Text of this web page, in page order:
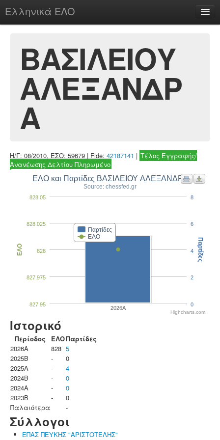
Ελληνικά ΕΛΟ
chesstu.be @ discord
Login
ΒΑΣΙΛΕΙΟΥ
ΑΛΕΞΑΝΔΡ
Α
Η/Γ: 08/2010, ΕΣΟ: 59679 | Fide: 42187141 | Τέλος Εγγραφής/
Ανανέωσης Δελτίου Πληρωμένο
ΕΛΟ και Παρτίδες ΒΑΣΙΛΕΙΟΥ ΑΛΕΞΑΝΔΡΑ
Source: chessfed.gr
Παρτίδες
ΕΛΟ
2026A
827.95
827.975
828
828.025
828.05
ΕΛΟ
0
2
4
6
8
Παρτίδες
Highcharts.com
Ιστορικό
Περίοδος ΕΛΟΠαρτίδες
2026A
828 5
2025B
-
0
2025A
-
4
2024B
-
0
2024A
-
0
2023B
-
0
Παλαιότερα
-
Σύλλογοι
ΕΠΑΣ ΠΕΥΚΗΣ "ΑΡΙΣΤΟΤΕΛΗΣ"